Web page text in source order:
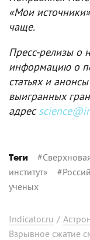
«Мои
чаще.
Пресс-релизы о
информацию о
статьях и
выигранных
адрес
Теги #
институт» #
ученых
Indicator.ru /
Взрывное сжатие